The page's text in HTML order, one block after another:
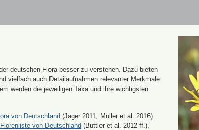
deutschen Flora besser zu verstehen. Dazu bieten
vielfach auch Detailaufnahmen relevanter Merkmale
werden die jeweiligen Taxa und ihre wichtigsten
von Deutschland (Jäger 2011, Müller et al. 2016).
Florenliste von Deutschland (Buttler et al. 2012 ff.),